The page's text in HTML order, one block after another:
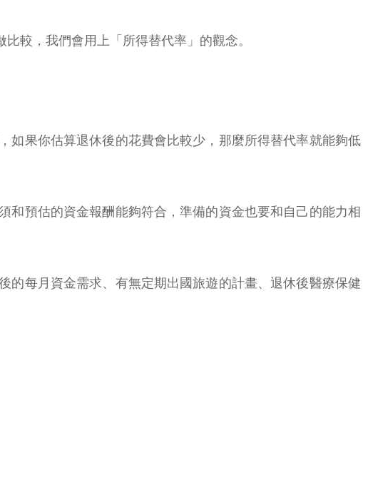
較，我們會用上「所得替代率」的觀念。
如果你估算退休後的花費會比較少，那麼所得替代率就能夠低
預估的資金報酬能夠符合，準備的資金也要和自己的能力相
的每月資金需求、有無定期出國旅遊的計畫、退休後醫療保健